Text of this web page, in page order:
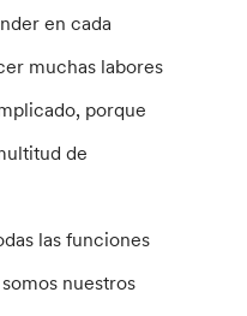
en cada
muchas labores
porque
de
las funciones
nuestros